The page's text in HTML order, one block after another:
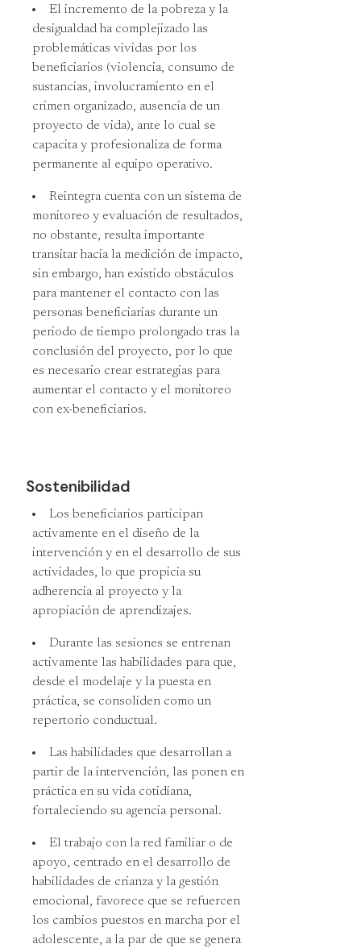
El incremento de la pobreza y la
desigualdad ha complejizado las
problemáticas vividas por los
beneficiarios (violencia, consumo de
sustancias, involucramiento en el
crimen organizado, ausencia de un
proyecto de vida), ante lo cual se
capacita y profesionaliza de forma
permanente al equipo operativo.
Reintegra cuenta con un sistema de
monitoreo y evaluación de resultados,
no obstante, resulta importante
transitar hacia la medición de impacto,
sin embargo, han existido obstáculos
para mantener el contacto con las
personas beneficiarias durante un
periodo de tiempo prolongado tras la
conclusión del proyecto, por lo que
es necesario crear estrategias para
aumentar el contacto y el monitoreo
con ex-beneficiarios.
Sostenibilidad
Los beneficiarios participan
activamente en el diseño de la
intervención y en el desarrollo de sus
actividades, lo que propicia su
adherencia al proyecto y la
apropiación de aprendizajes.
Durante las sesiones se entrenan
activamente las habilidades para que,
desde el modelaje y la puesta en
práctica, se consoliden como un
repertorio conductual.
Las habilidades que desarrollan a
partir de la intervención, las ponen en
práctica en su vida cotidiana,
fortaleciendo su agencia personal.
El trabajo con la red familiar o de
apoyo, centrado en el desarrollo de
habilidades de crianza y la gestión
emocional, favorece que se refuercen
los cambios puestos en marcha por el
adolescente, a la par de que se genera